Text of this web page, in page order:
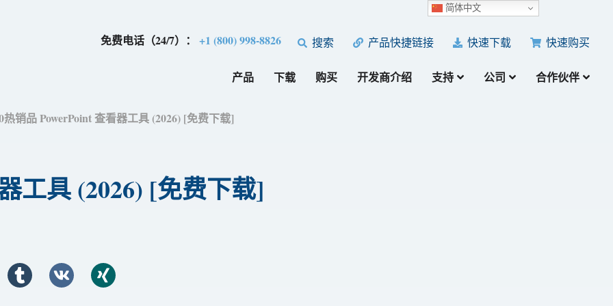
免费电话（24/7）：+1 (800) 998-8826 搜索 产品快捷链接 快速下载 快速购买
产品 下载 购买 开发商介绍 支持 公司 合作伙伴
热销品 PowerPoint 查看器工具 (2026) [免费下​​载]
工具 (2026) [免费下​​载]
简体中文